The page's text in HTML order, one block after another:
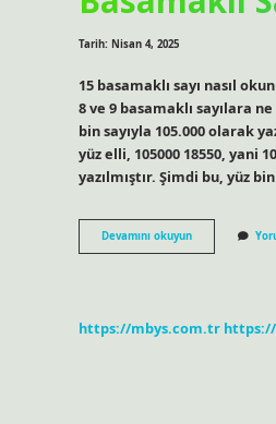
Tarih: Nisan 4, 2025
15 basamaklı sayı nasıl
8 ve 9 basamaklı sayılara
bin sayıyla 105.000 olarak
yüz elli, 105000 18550, yani
yazılmıştır. Şimdi bu, yüz
Devamını okuyunBasamaklı
Sayı
https://mbys.com.tr